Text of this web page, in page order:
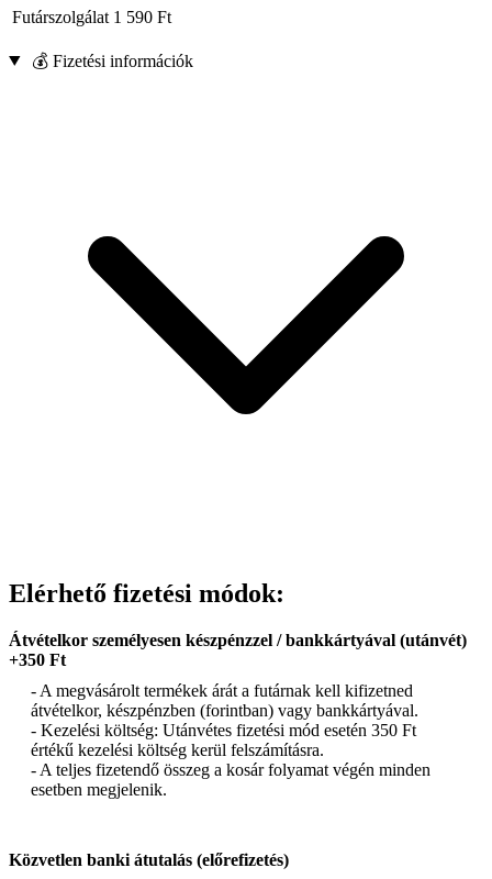
Futárszolgálat 1 590 Ft
💰 Fizetési információk
Elérhető fizetési módok:
Átvételkor személyesen készpénzzel / bankkártyával (utánvét)
+350 Ft
- A megvásárolt termékek árát a futárnak kell kifizetned
átvételkor, készpénzben (forintban) vagy bankkártyával.
- Kezelési költség: Utánvétes fizetési mód esetén 350 Ft
értékű kezelési költség kerül felszámításra.
- A teljes fizetendő összeg a kosár folyamat végén minden
esetben megjelenik.
Közvetlen banki átutalás (előrefizetés)